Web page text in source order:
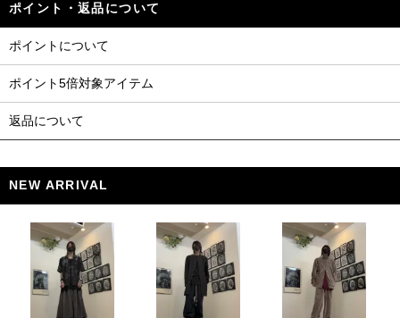
ポイント・返品について
ポイントについて
ポイント5倍対象アイテム
返品について
NEW ARRIVAL